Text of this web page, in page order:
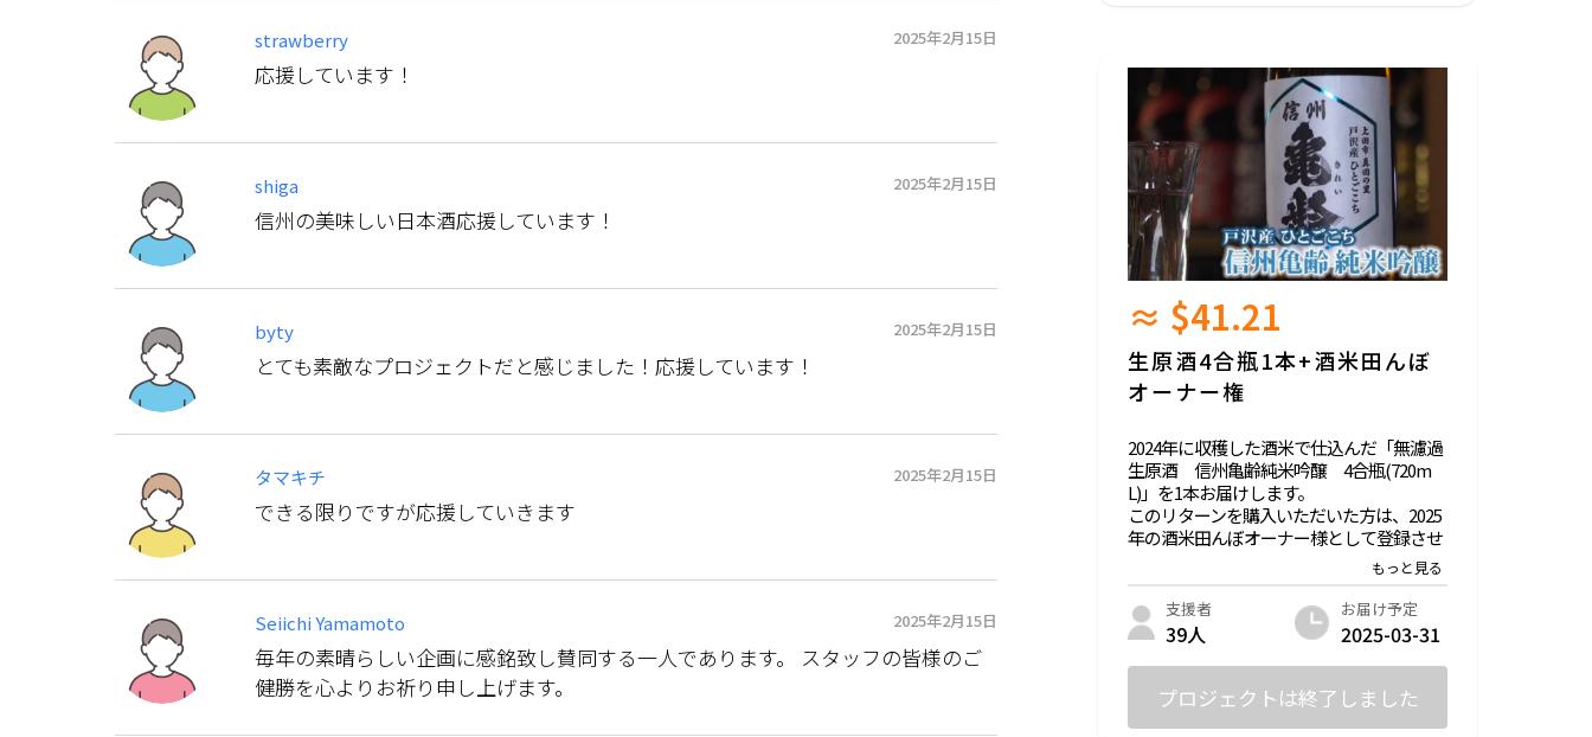
strawberry 2025年2月15日
応援しています！
shiga 2025年2月15日
信州の美味しい日本酒応援しています！
byty 2025年2月15日
とても素敵なプロジェクトだと感じました！応援しています！
タマキチ 2025年2月15日
できる限りですが応援していきます
Seiichi Yamamoto 2025年2月15日
毎年の素晴らしい企画に感銘致し賛同する一人であります。 スタッフの皆様のご
健勝を心よりお祈り申し上げます。
≈ $41.21
生原酒4合瓶1本+酒米田んぼ
オーナー権
2024年に収穫した酒米で仕込んだ「無濾過
生原酒 信州亀齢純米吟醸 4合瓶(720m
L)」を1本お届けします。
このリターンを購入いただいた方は、2025
年の酒米田んぼオーナー様として登録させ
ていただきます。オーナー様にはメールと
専用のLINEオープンチャットページから一
年通して酒米田んぼ情報をいち早くお届け
します。
質問欄に以下の回答をお願いします。
田んぼオーナー様に定期的にプロジェクト
支援者
39人
お届け予定
2025-03-31
プロジェクトは終了しました